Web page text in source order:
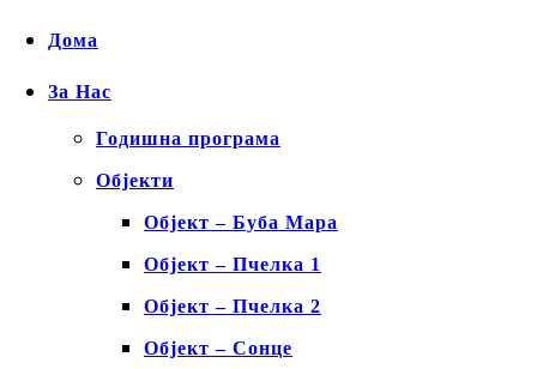
Дома
За Нас
Годишна програма
Објекти
Објект – Буба Мара
Објект – Пчелка 1
Објект – Пчелка 2
Објект – Сонце